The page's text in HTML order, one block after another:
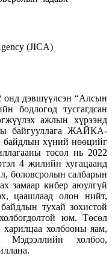
(JICA)
онд дэвшүүлсэн “Алсын
бодлогод тусгагдсан
ажлын хүрээнд
байгууллага ЖАЙКА-
байдлын хүний нөөцийг
төсөл нь 2022
4 жилийн хугацаанд
боловсролын салбарын
замаар кибер аюулгүй
цаашлаад олон нийт,
тухай зохистой
юм. Төсөл
холбооны яам,
холбоо,